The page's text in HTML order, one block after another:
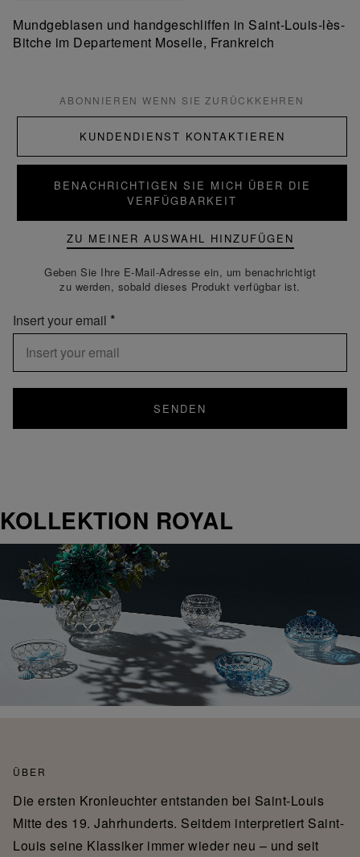
Mundgeblasen und handgeschliffen in Saint-Louis-lès-
Bitche im Departement Moselle, Frankreich
ABONNIEREN WENN SIE ZURÜCKKEHREN
KUNDENDIENST KONTAKTIEREN
BENACHRICHTIGEN SIE MICH ÜBER DIE
VERFÜGBARKEIT
ZU MEINER AUSWAHL HINZUFÜGEN
Geben Sie Ihre E-Mail-Adresse ein, um benachrichtigt
zu werden, sobald dieses Produkt verfügbar ist.
Insert your email
SENDEN
KOLLEKTION ROYAL
ÜBER
Die ersten Kronleuchter entstanden bei Saint-Louis
Mitte des 19. Jahrhunderts. Seitdem interpretiert Saint-
Louis seine Klassiker immer wieder neu – und seit